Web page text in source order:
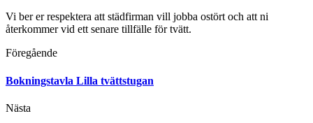
Vi ber er respektera att städfirman vill jobba ostört och att ni
återkommer vid ett senare tillfälle för tvätt.
Föregående
Bokningstavla Lilla tvättstugan
Nästa